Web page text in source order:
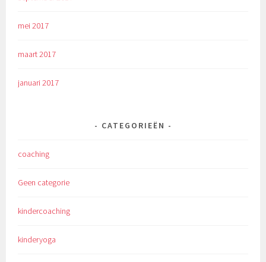
mei 2017
maart 2017
januari 2017
CATEGORIEËN
coaching
Geen categorie
kindercoaching
kinderyoga